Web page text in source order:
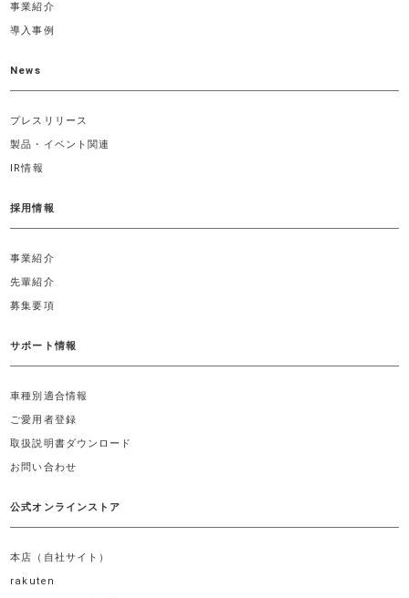
事業紹介
導入事例
News
プレスリリース
製品・イベント関連
IR情報
採用情報
事業紹介
先輩紹介
募集要項
サポート情報
車種別適合情報
ご愛用者登録
取扱説明書ダウンロード
お問い合わせ
公式オンラインストア
本店（自社サイト）
rakuten